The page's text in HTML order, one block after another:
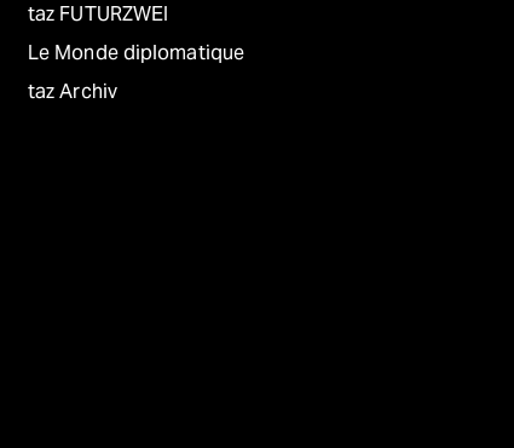
taz FUTURZWEI
Le Monde diplomatique
taz Archiv